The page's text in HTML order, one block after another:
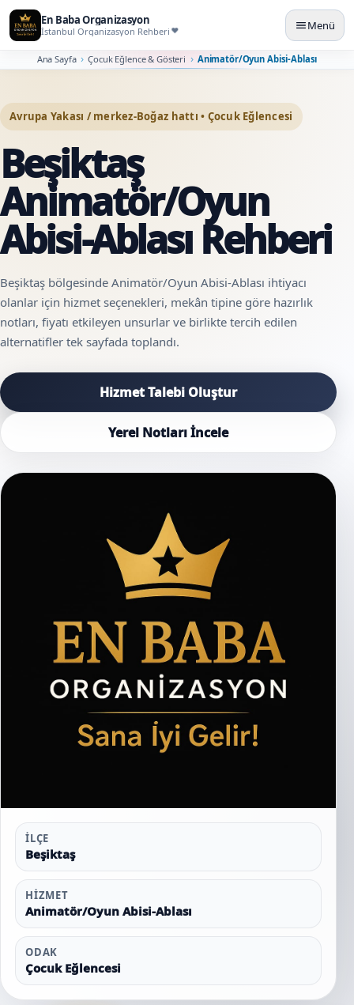
En Baba Organizasyon
İstanbul Organizasyon Rehberi Menü
Ana Sayfa Çocuk Eğlence & Gösteri Animatör/Oyun Abisi-Ablası
Avrupa Yakası / merkez-Boğaz hattı • Çocuk Eğlencesi
Beşiktaş
Animatör/Oyun
Abisi-Ablası Rehberi
Beşiktaş bölgesinde Animatör/Oyun Abisi-Ablası ihtiyacı
olanlar için hizmet seçenekleri, mekân tipine göre hazırlık
notları, fiyatı etkileyen unsurlar ve birlikte tercih edilen
alternatifler tek sayfada toplandı.
Hizmet Talebi Oluştur
Yerel Notları İncele
İLÇE
Beşiktaş
HIZMET
Animatör/Oyun Abisi-Ablası
ODAK
Çocuk Eğlencesi